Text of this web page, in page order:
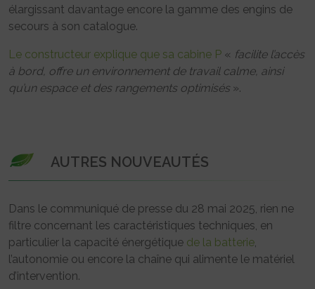
élargissant davantage encore la gamme des engins de
secours à son catalogue.
Le constructeur explique que sa cabine P « facilite l’accès
à bord, offre un environnement de travail calme, ainsi
qu’un espace et des rangements optimisés».
AUTRES NOUVEAUTÉS
Dans le communiqué de presse du 28 mai 2025, rien ne
filtre concernant les caractéristiques techniques, en
particulier la capacité énergétique de la batterie,
l’autonomie ou encore la chaîne qui alimente le matériel
d’intervention.